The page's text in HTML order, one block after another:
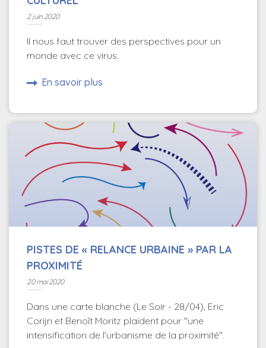
2 juin 2020
Il nous faut trouver des perspectives pour un
monde avec ce virus.
En savoir plus
PISTES DE « RELANCE URBAINE » PAR LA
PROXIMITÉ
20 mai 2020
Dans une carte blanche (Le Soir - 28/04), Eric
Corijn et Benoît Moritz plaident pour "une
intensification de l’urbanisme de la proximité".